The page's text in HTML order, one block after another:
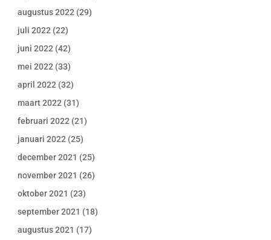
augustus 2022 (29)
juli 2022 (22)
juni 2022 (42)
mei 2022 (33)
april 2022 (32)
maart 2022 (31)
februari 2022 (21)
januari 2022 (25)
december 2021 (25)
november 2021 (26)
oktober 2021 (23)
september 2021 (18)
augustus 2021 (17)